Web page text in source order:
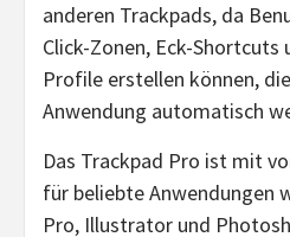
anderen Trackpads, da
Click-Zonen, Eck-Shortcuts
Profile erstellen können,
Anwendung automatisch
Das Trackpad Pro ist mit
für beliebte Anwendungen
Pro, Illustrator und